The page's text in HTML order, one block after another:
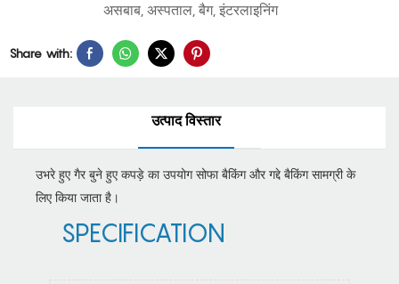
असबाब, अस्पताल, बैग, इंटरलाइनिंग
Share with:
उत्पाद विस्तार
उभरे हुए गैर बुने हुए कपड़े का उपयोग सोफा बैकिंग और गद्दे बैकिंग सामग्री के
लिए किया जाता है।
SPECIFICATION